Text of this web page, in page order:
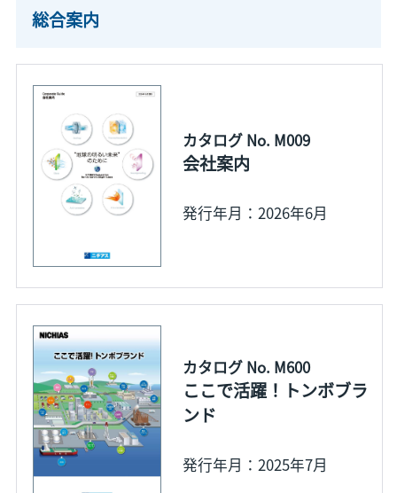
総合案内
カタログ No. M009
会社案内
発行年月：2026年6月
カタログ No. M600
ここで活躍！トンボブラ
ンド
発行年月：2025年7月